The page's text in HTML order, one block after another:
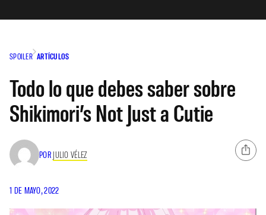
SPOILER ARTÍCULOS
Todo lo que debes saber sobre
Shikimori’s Not Just a Cutie
POR JULIO VÉLEZ
1 DE MAYO, 2022